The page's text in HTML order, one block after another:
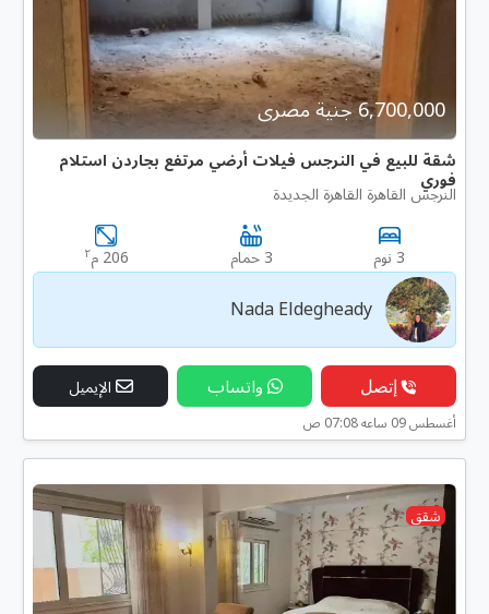
6,700,000 جنية مصرى
شقة للبيع في النرجس فيلات أرضي مرتفع بجاردن استلام
فوري
النرجس القاهرة القاهرة الجديدة
3 نوم 3 حمام 206 م ٢
Nada Eldegheady
إتصل واتساب الإيميل
أغسطس 09 ساعه 07:08 ص
شقق